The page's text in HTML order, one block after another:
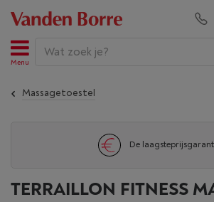
Menu
Massagetoestel
De
TERRAILLON FITNESS